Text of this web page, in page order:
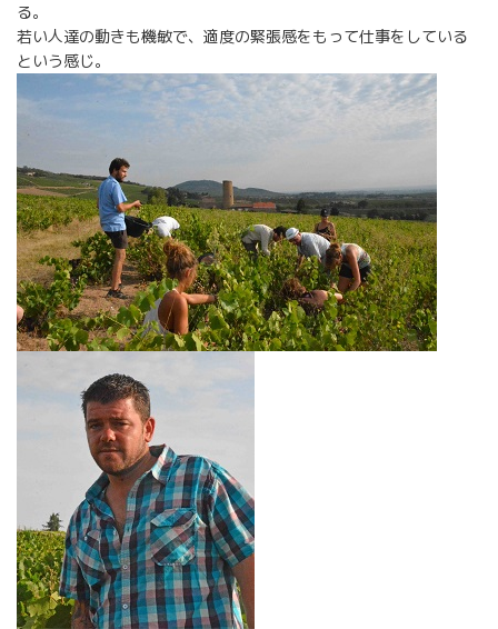
る。
若い人達の動きも機敏で、適度の緊張感をもって仕事をしている
という感じ。